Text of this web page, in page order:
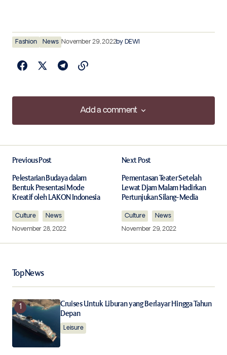
Fashion News November 29, 2022by DEWI
Add a comment
Add a comment
Required fields are marked*
Your Name
Your E-mail*
Save my name, email, and website in this browser for
the next time I comment.
Previous Post
Pelestarian Budaya dalam
Bentuk Presentasi Mode
Kreatif oleh LAKON Indonesia
Culture
News
November 28, 2022
Next Post
Pementasan Teater Setelah
Lewat Djam Malam Hadirkan
Pertunjukan Silang-Media
Culture
News
November 29, 2022
Top News
Cruises Untuk Liburan yang Berlayar Hingga Tahun
Depan
Leisure